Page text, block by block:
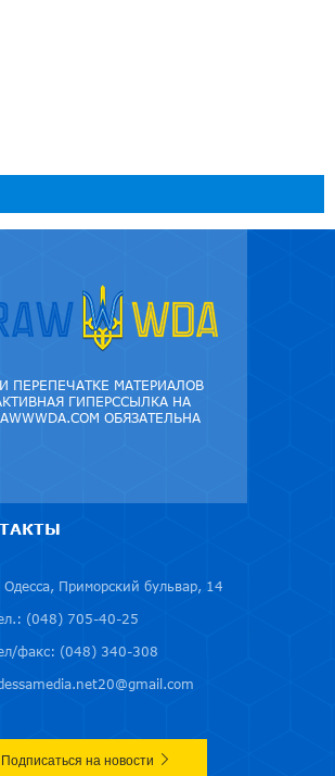
ПЕРЕПЕЧАТКЕ МАТЕРИАЛОВ
ГИПЕРССЫЛКА НА
ОБЯЗАТЕЛЬНА
Одесса, Приморский бульвар, 14
(048) 705-40-25
факс: (048) 340-308
Подписаться на новости